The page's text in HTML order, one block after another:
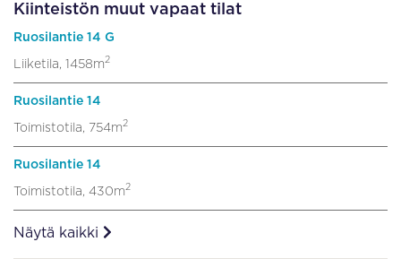
Kiinteistön muut vapaat tilat
Ruosilantie 14 G
Liiketila, 1458m2
Ruosilantie 14
Toimistotila, 754m2
Ruosilantie 14
Toimistotila, 430m2
Näytä kaikki